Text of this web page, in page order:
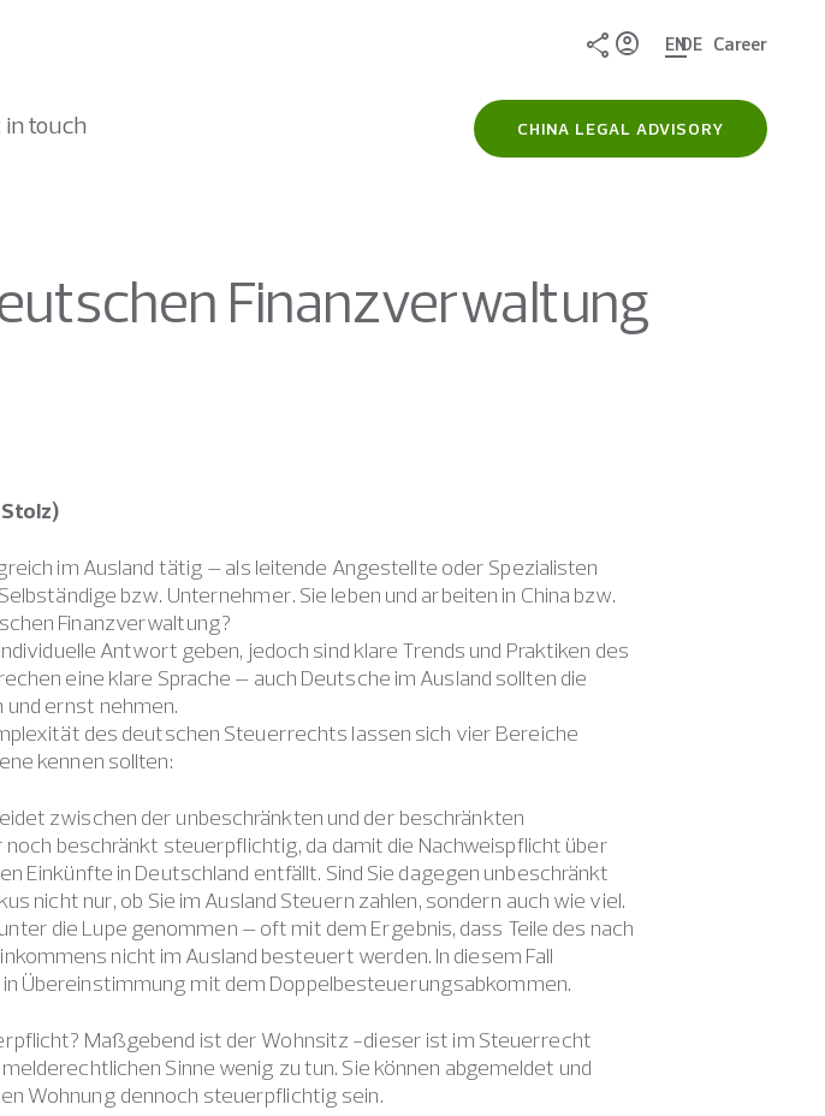
Share ENDE Career
in touch CHINA LEGAL ADVISORY
Finanzverwaltung
im Ausland tätig – als leitende Angestellte oder Spezialisten
bzw. Unternehmer. Sie leben und arbeiten in China bzw.
Finanzverwaltung?
Antwort geben, jedoch sind klare Trends und Praktiken des
eine klare Sprache – auch Deutsche im Ausland sollten die
ernst nehmen.
des deutschen Steuerrechts lassen sich vier Bereiche
kennen sollten:
zwischen der unbeschränkten und der beschränkten
beschränkt steuerpflichtig, da damit die Nachweispflicht über
Einkünfte in Deutschland entfällt. Sind Sie dagegen unbeschränkt
nicht nur, ob Sie im Ausland Steuern zahlen, sondern auch wie viel.
die Lupe genommen – oft mit dem Ergebnis, dass Teile des nach
nicht im Ausland besteuert werden. In diesem Fall
Übereinstimmung mit dem Doppelbesteuerungsabkommen.
Maßgebend ist der Wohnsitz -dieser ist im Steuerrecht
Sinne wenig zu tun. Sie können abgemeldet und
Wohnung dennoch steuerpflichtig sein.